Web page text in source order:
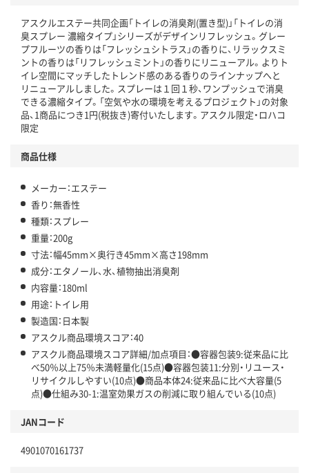
この商品の環境配慮ポイントです。下記商品詳細「
アスクル商品環境スコア詳細／加点項目
」で確認できます。
アスクルエステー共同企画「トイレの消臭剤(置き型)」「トイレの消
臭スプレー 濃縮タイプ」シリーズがデザインリフレッシュ。グレー
プフルーツの香りは「フレッシュシトラス」の香りに、リラックスミ
ントの香りは「リフレッシュミント」の香りにリニューアル。よりト
イレ空間にマッチしたトレンド感のある香りのラインナップへと
リニューアルしました。スプレーは１回１秒、ワンプッシュで消臭
できる濃縮タイプ。「空気や水の環境を考えるプロジェクト」の対象
品、1商品につき1円(税抜き)寄付いたします。アスクル限定・ロハコ
限定
商品仕様
メーカー：エステー
香り：無香性
種類：スプレー
重量：200g
寸法：幅45mm×奥行き45mm×高さ198mm
成分：エタノール、水、植物抽出消臭剤
内容量：180ml
用途：トイレ用
製造国：日本製
アスクル商品環境スコア：40
アスクル商品環境スコア詳細/加点項目：●容器包装9:従来品に比
べ50％以上75％未満軽量化(15点)●容器包装11:分別・リユース・
リサイクルしやすい(10点)●商品本体24:従来品に比べ大容量(5
点)●仕組み30-1:温室効果ガスの削減に取り組んでいる(10点)
JANコード
4901070161737